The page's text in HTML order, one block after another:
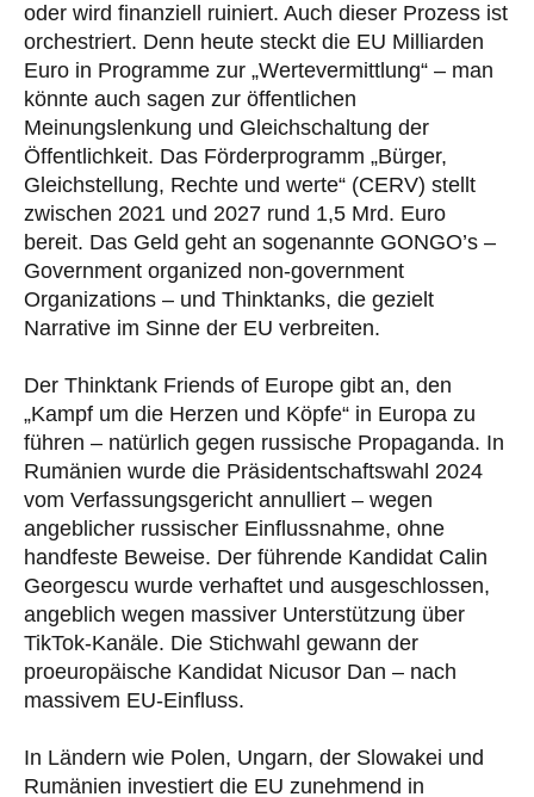
oder wird finanziell ruiniert. Auch dieser Prozess ist
orchestriert. Denn heute steckt die EU Milliarden
Euro in Programme zur „Wertevermittlung“ – man
könnte auch sagen zur öffentlichen
Meinungslenkung und Gleichschaltung der
Öffentlichkeit. Das Förderprogramm „Bürger,
Gleichstellung, Rechte und werte“ (CERV) stellt
zwischen 2021 und 2027 rund 1,5 Mrd. Euro
bereit. Das Geld geht an sogenannte GONGO’s –
Government organized non-government
Organizations – und Thinktanks, die gezielt
Narrative im Sinne der EU verbreiten.
Der Thinktank Friends of Europe gibt an, den
„Kampf um die Herzen und Köpfe“ in Europa zu
führen – natürlich gegen russische Propaganda. In
Rumänien wurde die Präsidentschaftswahl 2024
vom Verfassungsgericht annulliert – wegen
angeblicher russischer Einflussnahme, ohne
handfeste Beweise. Der führende Kandidat Calin
Georgescu wurde verhaftet und ausgeschlossen,
angeblich wegen massiver Unterstützung über
TikTok-Kanäle. Die Stichwahl gewann der
proeuropäische Kandidat Nicusor Dan – nach
massivem EU-Einfluss.
In Ländern wie Polen, Ungarn, der Slowakei und
Rumänien investiert die EU zunehmend in